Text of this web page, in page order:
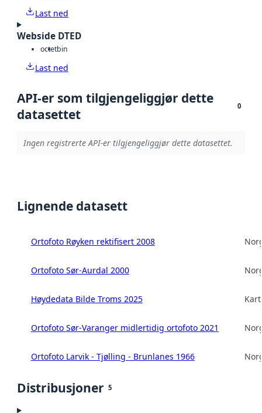
Last ned
Webside DTED
octetbin
Last ned
API-er som tilgjengeliggjør dette
datasettet
0
Ingen registrerte API-er tilgjengeliggjør dette datasettet.
Lignende datasett
Ortofoto Røyken rektifisert 2008
Ortofoto Sør-Aurdal 2000
Høydedata Bilde Troms 2025
Ortofoto Sør-Varanger midlertidig ortofoto 2021
Ortofoto Larvik - Tjølling - Brunlanes 1966
Distribusjoner 5